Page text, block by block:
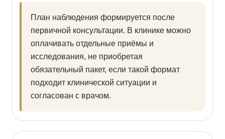
План наблюдения формируется после
первичной консультации. В клинике можно
оплачивать отдельные приёмы и
исследования, не приобретая
обязательный пакет, если такой формат
подходит клинической ситуации и
согласован с врачом.